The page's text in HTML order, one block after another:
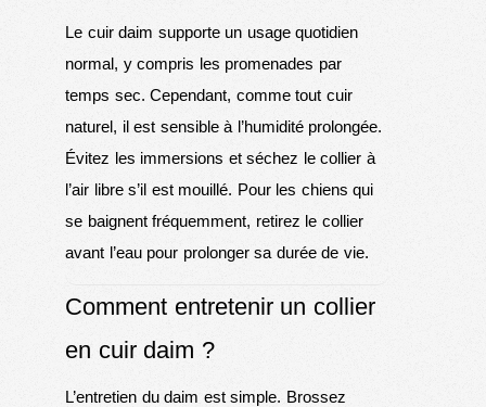
Le cuir daim supporte un usage quotidien
normal, y compris les promenades par
temps sec. Cependant, comme tout cuir
naturel, il est sensible à l’humidité prolongée.
Évitez les immersions et séchez le collier à
l’air libre s’il est mouillé. Pour les chiens qui
se baignent fréquemment, retirez le collier
avant l’eau pour prolonger sa durée de vie.
Comment entretenir un collier
en cuir daim ?
L’entretien du daim est simple. Brossez